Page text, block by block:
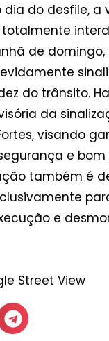
dia do desfile, a
de
do trânsito.
da
visando
e
também é
e
Street View